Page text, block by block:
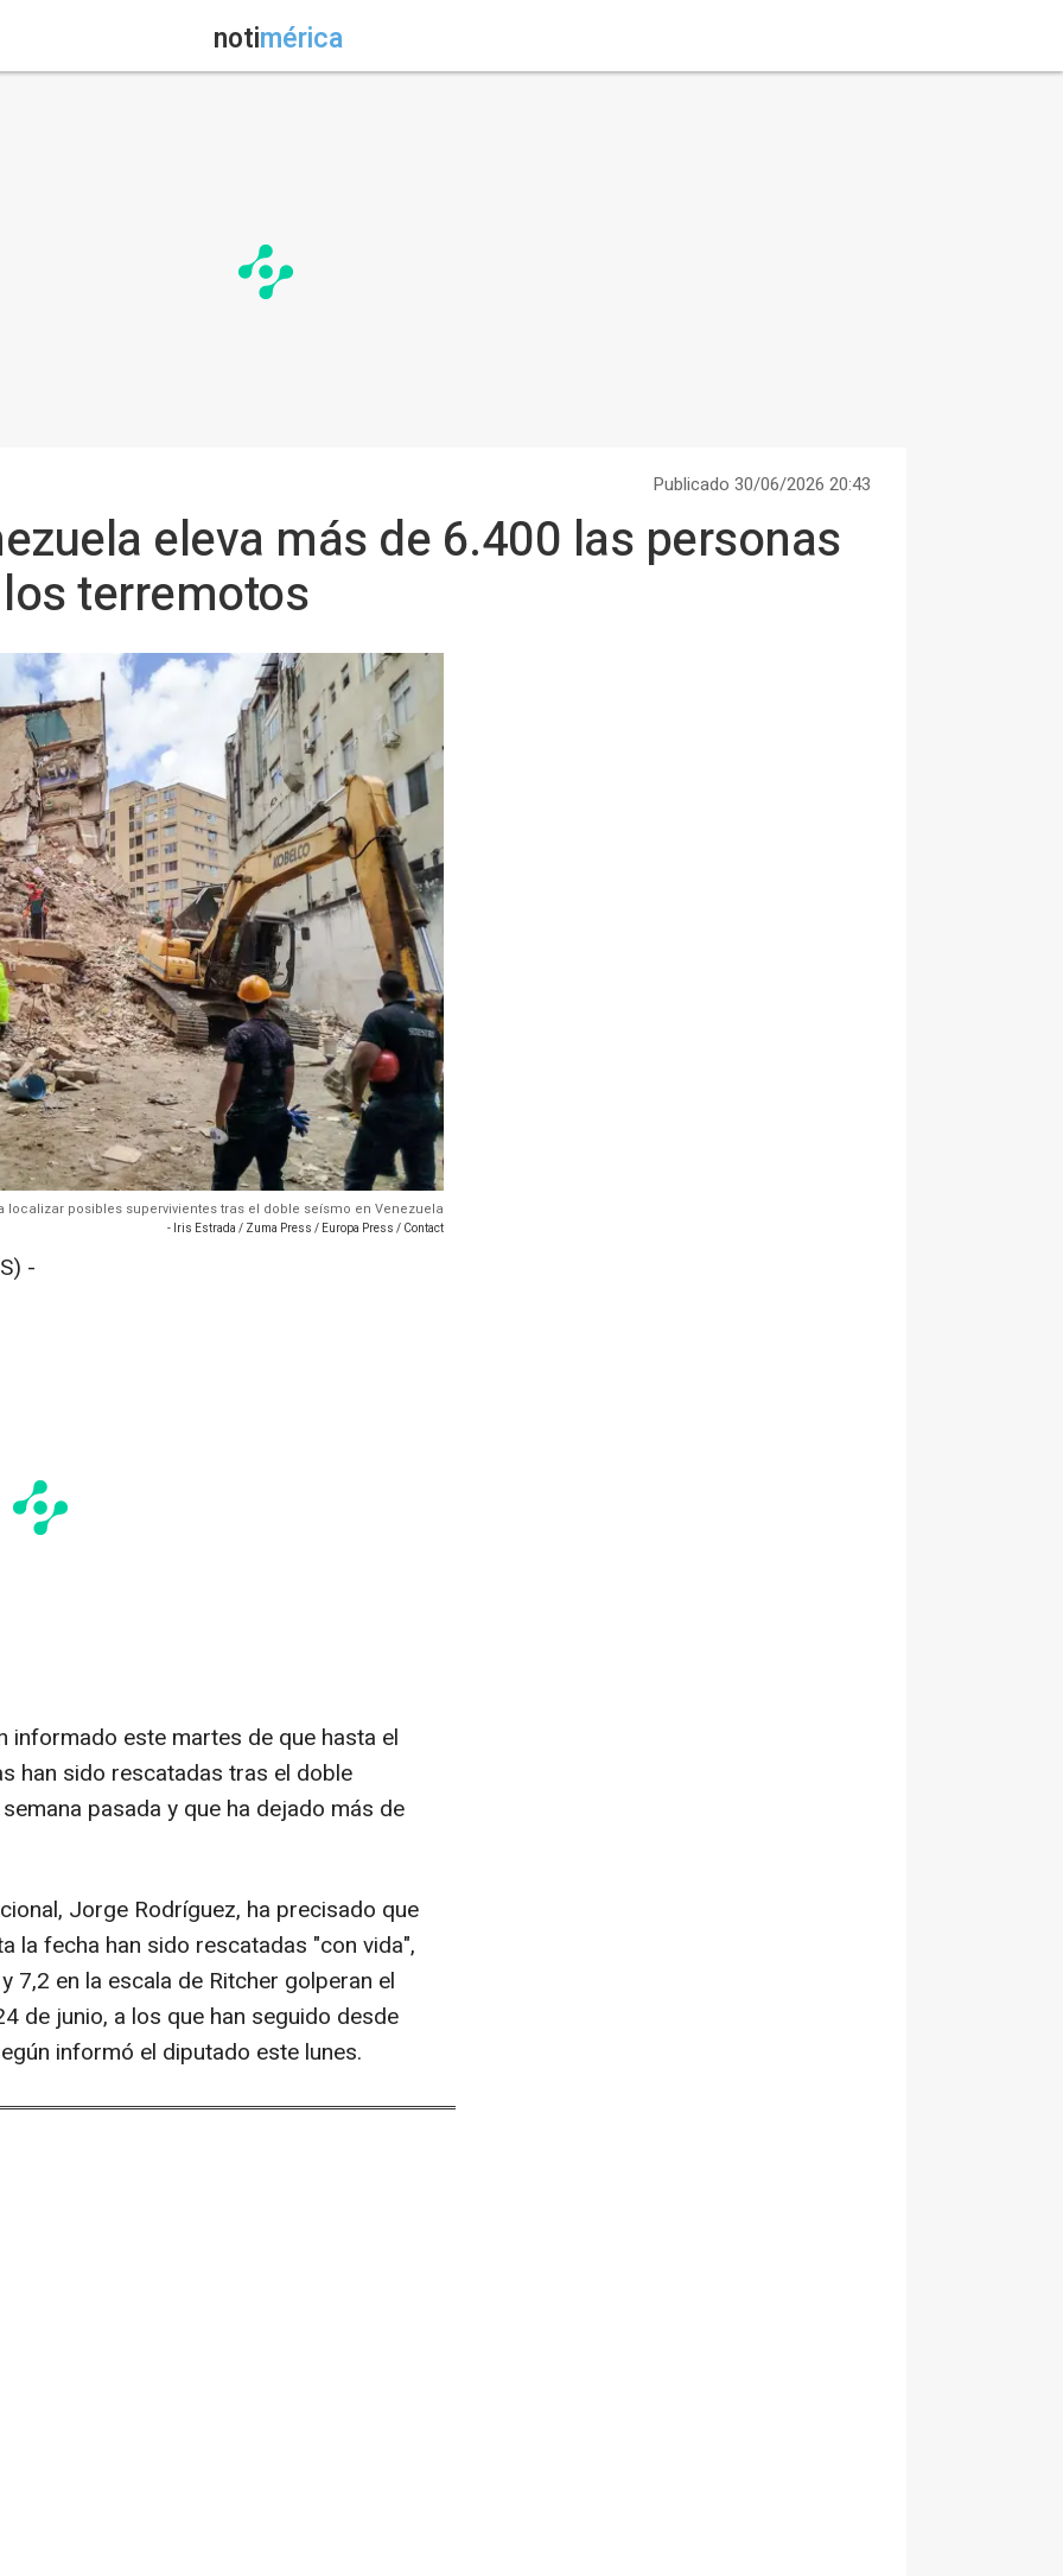
notimérica
Publicado 30/06/2026 20:43
eleva más de 6.400 las personas
terremotos
localizar posibles supervivientes tras el doble seísmo en Venezuela
- Iris Estrada / Zuma Press / Europa Press / Contact
-
informado este martes de que hasta el
han sido rescatadas tras el doble
pasada y que ha dejado más de
Jorge Rodríguez, ha precisado que
la fecha han sido rescatadas "con vida",
7,2 en la escala de Ritcher golperan el
de junio, a los que han seguido desde
informó el diputado este lunes.